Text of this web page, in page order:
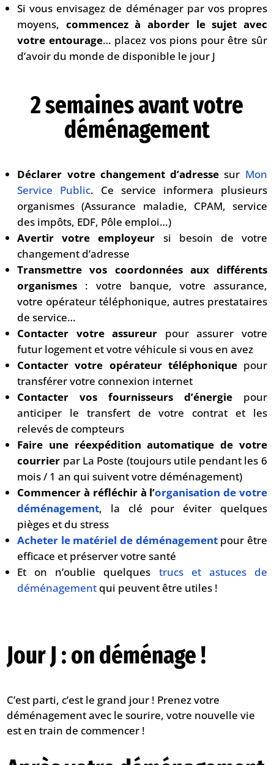
Si vous envisagez de déménager par vos propres
moyens, commencez à aborder le sujet avec
votre entourage… placez vos pions pour être sûr
d’avoir du monde de disponible le jour J
2 semaines avant votre
déménagement
Déclarer votre changement d’adresse sur Mon
Service Public. Ce service informera plusieurs
organismes (Assurance maladie, CPAM, service
des impôts, EDF, Pôle emploi…)
Avertir votre employeur si besoin de votre
changement d’adresse
Transmettre vos coordonnées aux différents
organismes : votre banque, votre assurance,
votre opérateur téléphonique, autres prestataires
de service…
Contacter votre assureur pour assurer votre
futur logement et votre véhicule si vous en avez
Contacter votre opérateur téléphoniquepour
transférer votre connexion internet
Contacter vos fournisseurs d’énergiepour
anticiper le transfert de votre contrat et les
relevés de compteurs
Faire une réexpédition automatique de votre
courrier par La Poste (toujours utile pendant les 6
mois / 1 an qui suivent votre déménagement)
Commencer à réfléchir à l’organisation de votre
déménagement, la clé pour éviter quelques
pièges et du stress
Acheter le matériel de déménagementpour être
efficace et préserver votre santé
Et on n’oublie quelques trucs et astuces de
déménagement qui peuvent être utiles !
Jour J : on déménage !
C’est parti, c’est le grand jour ! Prenez votre
déménagement avec le sourire, votre nouvelle vie
est en train de commencer !